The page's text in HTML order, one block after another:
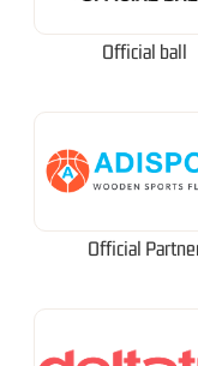
Official ball
Official